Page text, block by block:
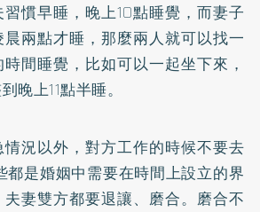
慣早睡，晚上10點睡覺，而妻子
兩點才睡，那麼兩人就可以找一
間睡覺，比如可以一起坐下來，
晚上11點半睡。
況以外，對方工作的時候不要去
都是婚姻中需要在時間上設立的界
妻雙方都要退讓、磨合。磨合不